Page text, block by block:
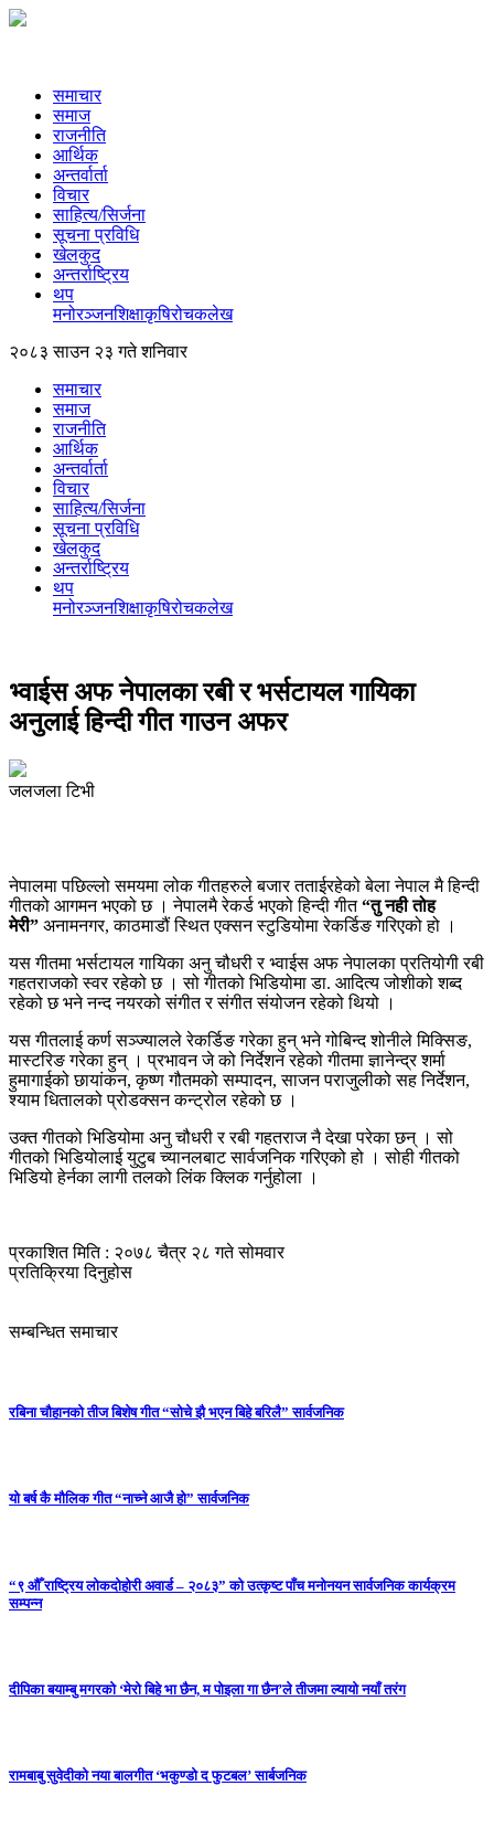
समाचार
समाज
राजनीति
आर्थिक
अन्तर्वार्ता
विचार
साहित्य/सिर्जना
सूचना प्रविधि
खेलकुद
अन्तर्राष्ट्रिय
थप
मनोरञ्‍जनशिक्षाकृषिरोचकलेख
२०८३ साउन २३ गते शनिवार
समाचार
समाज
राजनीति
आर्थिक
अन्तर्वार्ता
विचार
साहित्य/सिर्जना
सूचना प्रविधि
खेलकुद
अन्तर्राष्ट्रिय
थप
मनोरञ्‍जनशिक्षाकृषिरोचकलेख
भ्वाईस अफ नेपालका रबी र भर्सटायल गायिका
अनुलाई हिन्दी गीत गाउन अफर
जलजला टिभी
नेपालमा पछिल्लो समयमा लोक गीतहरुले बजार तताईरहेको बेला नेपाल मै हिन्दी
गीतको आगमन भएको छ । नेपालमै रेकर्ड भएको हिन्दी गीत“तु नही तोह
मेरी” अनामनगर, काठमाडौं स्थित एक्सन स्टुडियोमा रेकर्डिङ गरिएको हो ।
यस गीतमा भर्सटायल गायिका अनु चौधरी र भ्वाईस अफ नेपालका प्रतियोगी रबी
गहतराजको स्वर रहेको छ । सो गीतको भिडियोमा डा. आदित्य जोशीको शब्द
रहेको छ भने नन्द नयरको संगीत र संगीत संयोजन रहेको थियो ।
यस गीतलाई कर्ण सञ्ज्यालले रेकर्डिङ गरेका हुन् भने गोबिन्द शोनीले मिक्सिङ,
मास्टरिङ गरेका हुन् । प्रभावन जे को निर्देशन रहेको गीतमा ज्ञानेन्द्र शर्मा
हुमागाईको छायांकन, कृष्ण गौतमको सम्पादन, साजन पराजु्लीको सह निर्देशन,
श्याम धितालको प्रोडक्सन कन्ट्रोल रहेको छ ।
उक्त गीतको भिडियोमा अनु चौधरी र रबी गहतराज नै देखा परेका छन् । सो
गीतको भिडियोलाई युटुब च्यानलबाट सार्वजनिक गरिएको हो । सोही गीतको
भिडियो हेर्नका लागी तलको लिंक क्लिक गर्नुहोला ।
प्रकाशित मिति : २०७८ चैत्र २८ गते सोमवार
प्रतिक्रिया दिनुहोस
सम्बन्धित समाचार
रबिना चौहानको तीज बिशेष गीत “सोचे झै भएन बिहे बरिलै” सार्वजनिक
यो बर्ष कै मौलिक गीत “नाच्ने आजै हो” सार्वजनिक
“९ औँ राष्ट्रिय लोकदोहोरी अवार्ड – २०८३” को उत्कृष्ट पाँच मनोनयन सार्वजनिक कार्यक्रम
सम्पन्न
दीपिका बयाम्बु मगरको ‘मेरो बिहे भा छैन, म पोइला गा छैन’ले तीजमा ल्यायो नयाँ तरंग
रामबाबु सुवेदीको नया बालगीत ‘भकुण्डो द फुटबल’ सार्बजनिक